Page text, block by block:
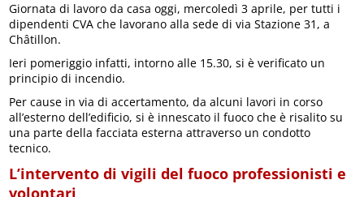
Giornata di lavoro da casa oggi, mercoledì 3 aprile, per tutti i
dipendenti CVA che lavorano alla sede di via Stazione 31, a
Châtillon.
Ieri pomeriggio infatti, intorno alle 15.30, si è verificato un
principio di incendio.
Per cause in via di accertamento, da alcuni lavori in corso
all’esterno dell’edificio, si è innescato il fuoco che è risalito su
una parte della facciata esterna attraverso un condotto
tecnico.
L’intervento di vigili del fuoco professionisti e
volontari